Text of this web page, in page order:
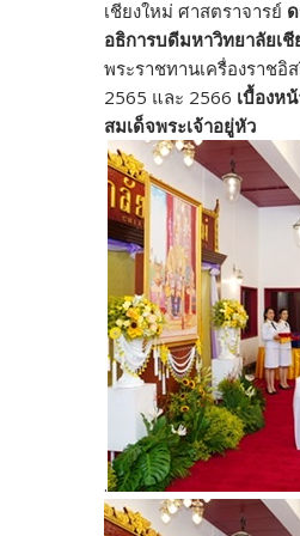
เชียงใหม่ ศาสตราจารย์
อธิการบดีมหาวิทยาลัยเชี
พระราชทานเครื่องราช
2565 และ 2566 เบื้องห
สมเด็จพระเจ้าอยู่หัว
.